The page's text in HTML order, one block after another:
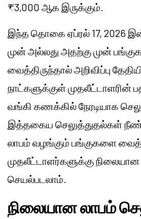
₹3,000 ஆக இருக்கும்.
இந்த தொகை ஏப்ரல் 17, 2026 இன்
முன் அல்லது அதற்கு முன்
வைத்திருந்தால் அறிவிப்பு
நாட்களுக்குள் முதலீட்டாளரின்
வங்கி கணக்கில் நேரடியாக
இத்தகைய செலுத்துதல்கள்
லாபம் வழங்கும் பங்குகளை
முதலீட்டாளர்களுக்கு
செயல்படலாம்.
நிலையான லாபம்